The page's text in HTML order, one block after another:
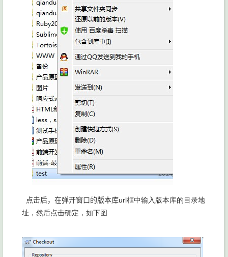
点击后，在弹开窗口的版本库url框中输入版本库的目录地
址，然后点击确定，如下图